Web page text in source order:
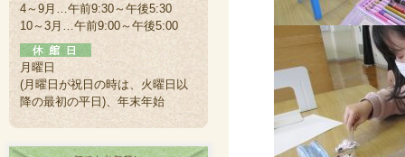
4～9月…午前9:30～午後5:30
10～3月…午前9:00～午後5:00
月曜日
(月曜日が祝日の時は、火曜日以
降の最初の平日)、年末年始